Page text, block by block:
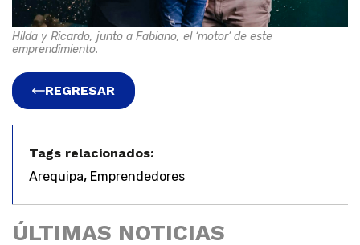
Hilda y Ricardo, junto a Fabiano, el ‘motor’ de este
emprendimiento.
REGRESAR
Tags relacionados:
Arequipa, Emprendedores
ÚLTIMAS NOTICIAS